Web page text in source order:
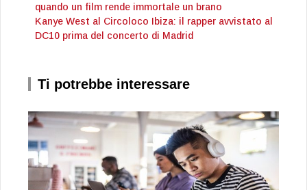
quando un film rende immortale un brano
Kanye West al Circoloco Ibiza: il rapper avvistato al
DC10 prima del concerto di Madrid
Ti potrebbe interessare